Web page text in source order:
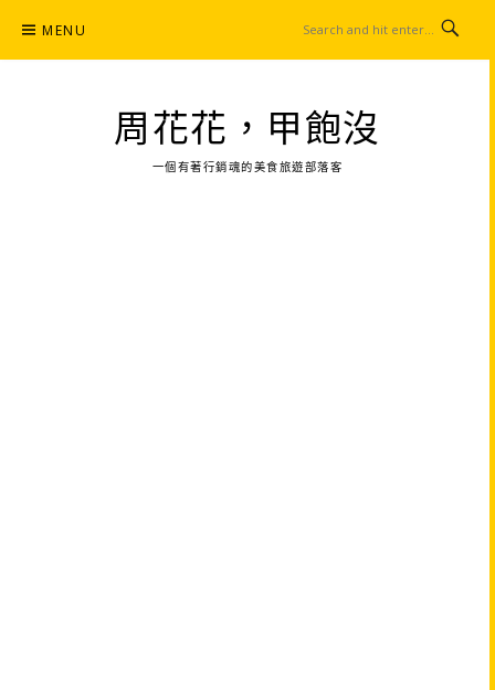
content
MENU
周花花，甲飽沒
一個有著行銷魂的美食旅遊部落客